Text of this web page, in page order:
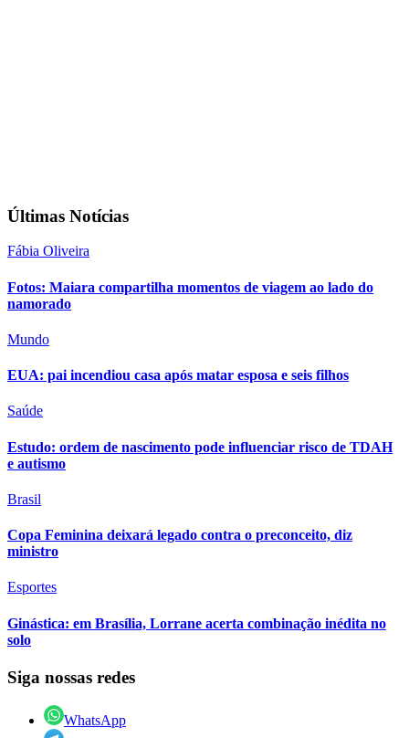
Últimas Notícias
Fábia Oliveira
Fotos: Maiara compartilha momentos de viagem ao lado do
namorado
Mundo
EUA: pai incendiou casa após matar esposa e seis filhos
Saúde
Estudo: ordem de nascimento pode influenciar risco de TDAH
e autismo
Brasil
Copa Feminina deixará legado contra o preconceito, diz
ministro
Esportes
Ginástica: em Brasília, Lorrane acerta combinação inédita no
solo
Siga nossas redes
WhatsApp